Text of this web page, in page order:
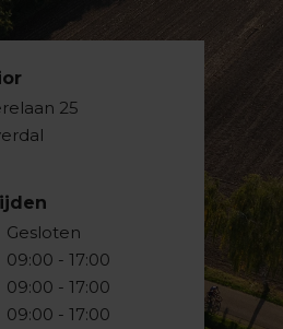
25
Gesloten
09:00 - 17:00
09:00 - 17:00
09:00 - 17:00